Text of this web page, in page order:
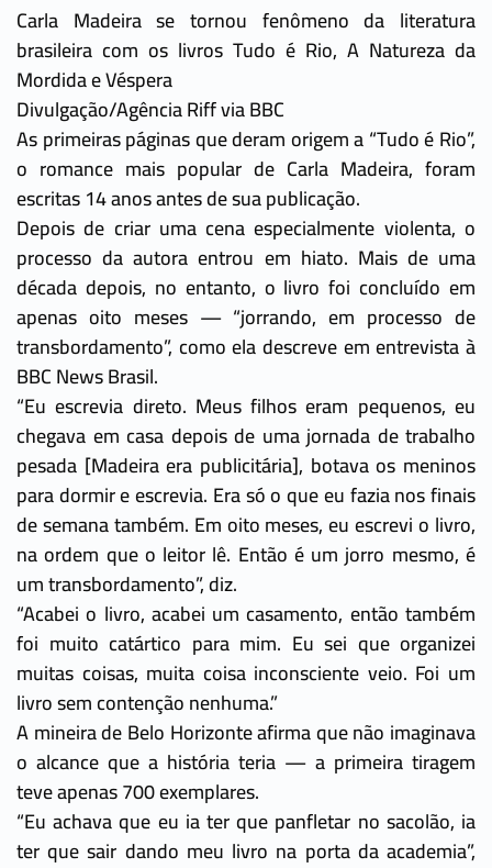
Carla Madeira se tornou fenômeno da literatura
brasileira com os livros Tudo é Rio, A Natureza da
Mordida e Véspera
Divulgação/Agência Riff via BBC
As primeiras páginas que deram origem a “Tudo é Rio”,
o romance mais popular de Carla Madeira, foram
escritas 14 anos antes de sua publicação.
Depois de criar uma cena especialmente violenta, o
processo da autora entrou em hiato. Mais de uma
década depois, no entanto, o livro foi concluído em
apenas oito meses — “jorrando, em processo de
transbordamento”, como ela descreve em entrevista à
BBC News Brasil.
“Eu escrevia direto. Meus filhos eram pequenos, eu
chegava em casa depois de uma jornada de trabalho
pesada [Madeira era publicitária], botava os meninos
para dormir e escrevia. Era só o que eu fazia nos finais
de semana também. Em oito meses, eu escrevi o livro,
na ordem que o leitor lê. Então é um jorro mesmo, é
um transbordamento”, diz.
“Acabei o livro, acabei um casamento, então também
foi muito catártico para mim. Eu sei que organizei
muitas coisas, muita coisa inconsciente veio. Foi um
livro sem contenção nenhuma.”
A mineira de Belo Horizonte afirma que não imaginava
o alcance que a história teria — a primeira tiragem
teve apenas 700 exemplares.
“Eu achava que eu ia ter que panfletar no sacolão, ia
ter que sair dando meu livro na porta da academia”,